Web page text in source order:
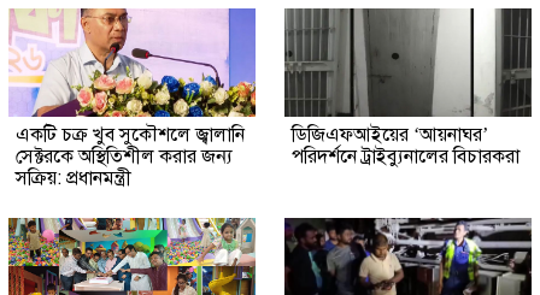
একটি চক্র খুব সুকৌশলে জ্বালানি
সেক্টরকে অস্থিতিশীল করার জন্য
সক্রিয়: প্রধানমন্ত্রী
ডিজিএফআইয়ের ‘আয়নাঘর’
পরিদর্শনে ট্রাইব্যুনালের বিচারকরা